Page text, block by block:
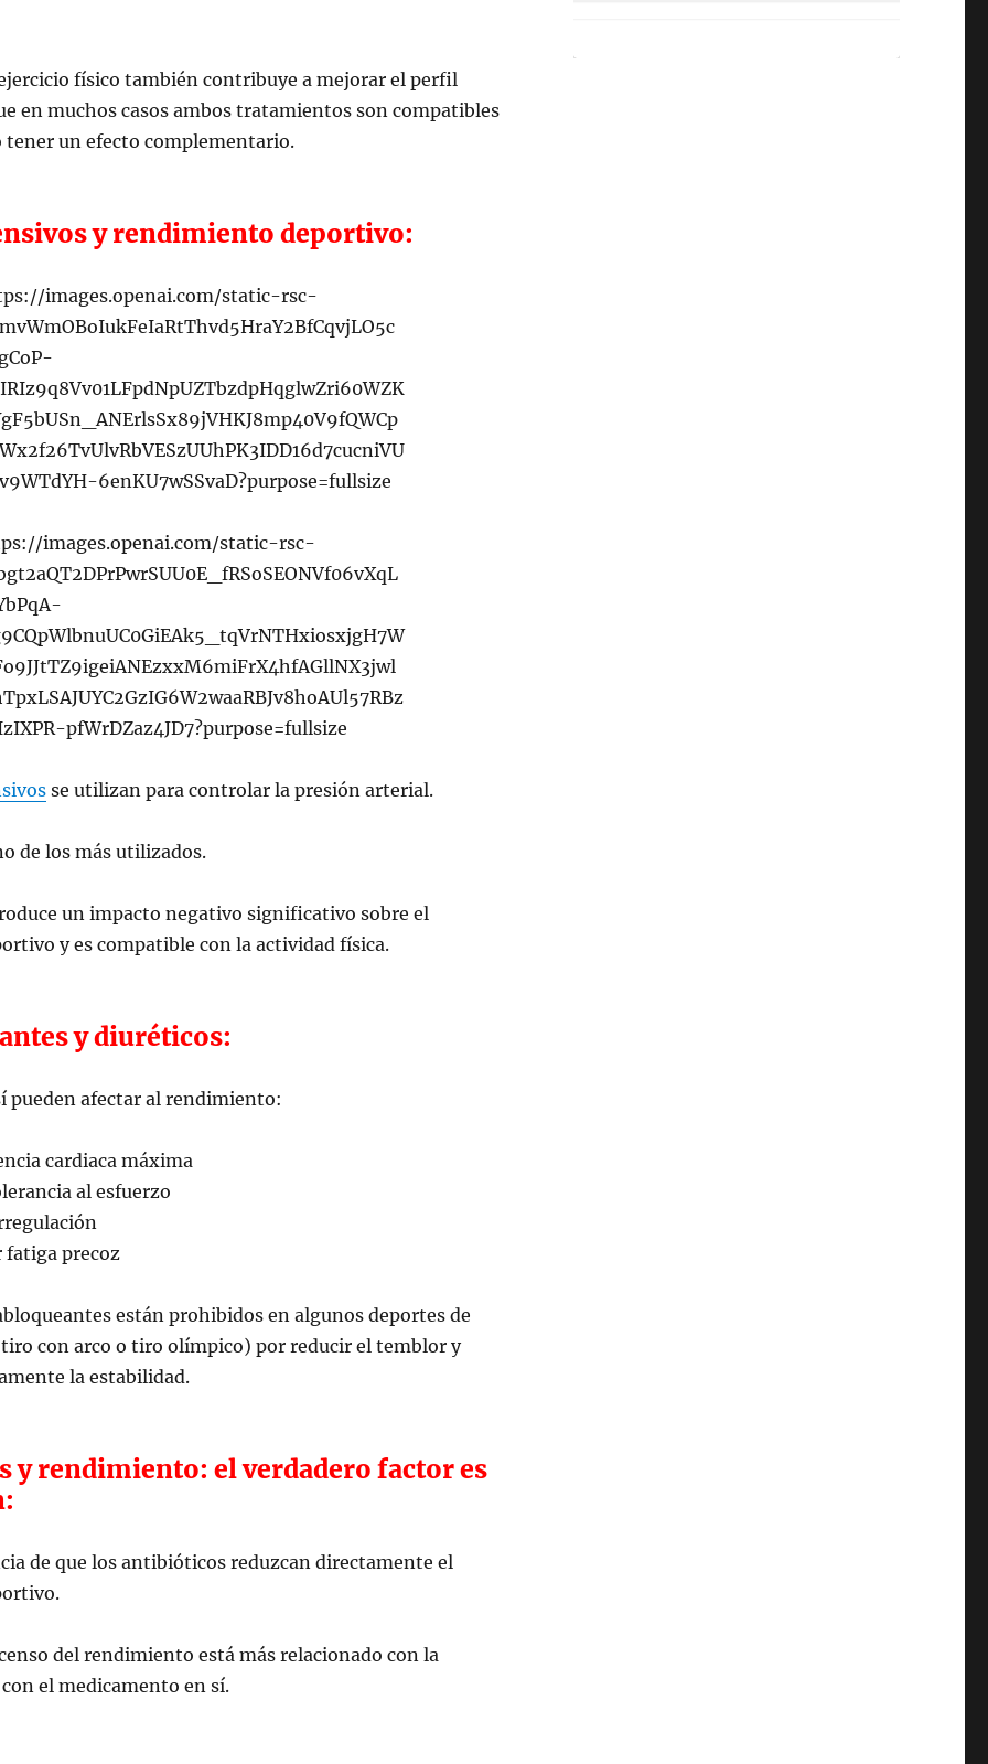
físico también contribuye a mejorar el perfil
en muchos casos ambos tratamientos son compatibles
tener un efecto complementario.
y rendimiento deportivo:
se utilizan para controlar la presión arterial.
de los más utilizados.
un impacto negativo significativo sobre el
y es compatible con la actividad física.
y diuréticos:
pueden afectar al rendimiento:
cardiaca máxima
al esfuerzo
fatiga precoz
están prohibidos en algunos deportes de
con arco o tiro olímpico) por reducir el temblor y
la estabilidad.
y rendimiento: el verdadero factor es
de que los antibióticos reduzcan directamente el
del rendimiento está más relacionado con la
el medicamento en sí.